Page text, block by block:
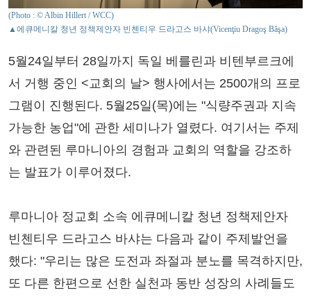
(Photo : © Albin Hillert / WCC)
▲에큐메니칼 청년 정책제안자 빈첸티우 드라고스 바샤(Vicenţiu Dragoş Băşa)
5월24일부터 28일까지 독일 베를린과 비텐부르크에
서 거행 중인 <교회의 날> 행사에서는 2500개의 프로
그램이 진행된다. 5월25일(목)에는 "식량주권과 지속
가능한 농업"에 관한 세미나가 열렸다. 여기서는 주제
와 관련된 루마니아의 경험과 교회의 역할을 강조하
는 발표가 이루어졌다.
루마니아 정교회 소속 에큐메니칼 청년 정책제안자
빈첸티우 드라고스 바샤는 다음과 같이 주제발언을
했다: "우리는 많은 도전과 좌절과 분노를 목격하지만,
또 다른 한편으로 선한 실천과 동반 성장의 사례들도